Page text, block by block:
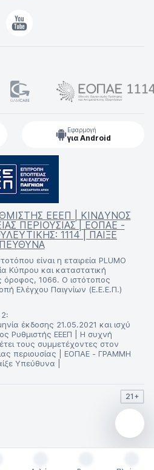
Εφαρμογή
για Android
ΕΕΕΠ | ΚΙΝΔΥΝΟΣ
ΠΕΡΙΟΥΣΙΑΣ | ΕΟΠΑΕ -
1114 | ΠΑΙΞΕ
είναι η εταιρεία PLUMO
Κύπρου και καταστατική
όροφος, 1066. Ο ιστότοπος
Ελέγχου Παιγνίων (Ε.Ε.Ε.Π.)
έκδοσης 21.05.2021 και ισχύ
Ρυθμιστής ΕΕΕΠ | Η συχνή
τους συμμετέχοντες στον
περιουσίας | ΕΟΠΑΕ - ΓΡΑΜΜΗ
Υπεύθυνα |
21+